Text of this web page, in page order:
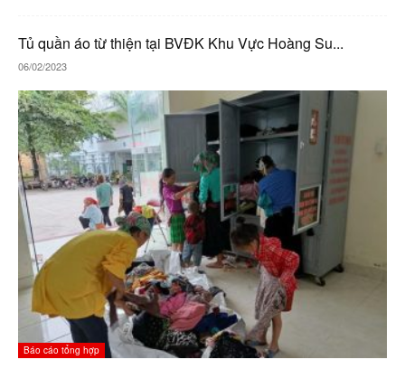
Tủ quần áo từ thiện tại BVĐK Khu Vực Hoàng Su...
06/02/2023
Báo cáo tổng hợp